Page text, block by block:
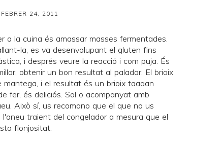
24, 2011
a la cuina és amassar masses fermentades.
la, es va desenvolupant el gluten fins
i després veure la reacció i com puja. És
obtenir un bon resultat al paladar. El brioix
i el resultat és un brioix taaaan
fer, és deliciós. Sol o acompanyat amb
Això sí, us recomano que el que no us
traient del congelador a mesura que el
flonjositat.